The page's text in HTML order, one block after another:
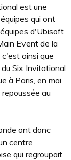
est une
qui ont
d'Ubisoft
Event de la
ainsi que
Six Invitational
à Paris, en mai
au
ont donc
centre
qui regroupait